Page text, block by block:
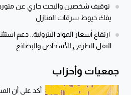
توقيف شخصين والبحث جاري عن
يفك خيوط سرقات المنازل
ارتفاع أسعار المواد البترولية.. دعم
النقل الطرقي للأشخاص والبضائع
جمعيات وأحزاب
أكد على أن